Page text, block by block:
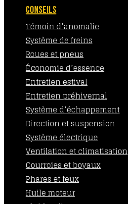
CONSEILS
Témoin d’anomalie
Système de freins
Roues et pneus
Économie d’essence
Entretien estival
Entretien préhivernal
Système d’échappement
Direction et suspension
Système électrique
Ventilation et climatisation
Courroies et boyaux
Phares et feux
Huile moteur